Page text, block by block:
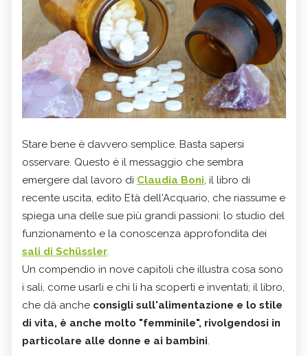
Stare bene è davvero semplice. Basta sapersi
osservare. Questo è il messaggio che sembra
emergere dal lavoro di Claudia Boni, il libro di
recente uscita, edito Età dell'Acquario, che riassume e
spiega una delle sue più grandi passioni: lo studio del
funzionamento e la conoscenza approfondita dei
sali di Schüssler.
Un compendio in nove capitoli che illustra cosa sono
i sali, come usarli e chi li ha scoperti e inventati; il libro,
che dà anche consigli sull'alimentazione e lo stile
di vita, è anche molto "femminile", rivolgendosi in
particolare alle donne e ai bambini.